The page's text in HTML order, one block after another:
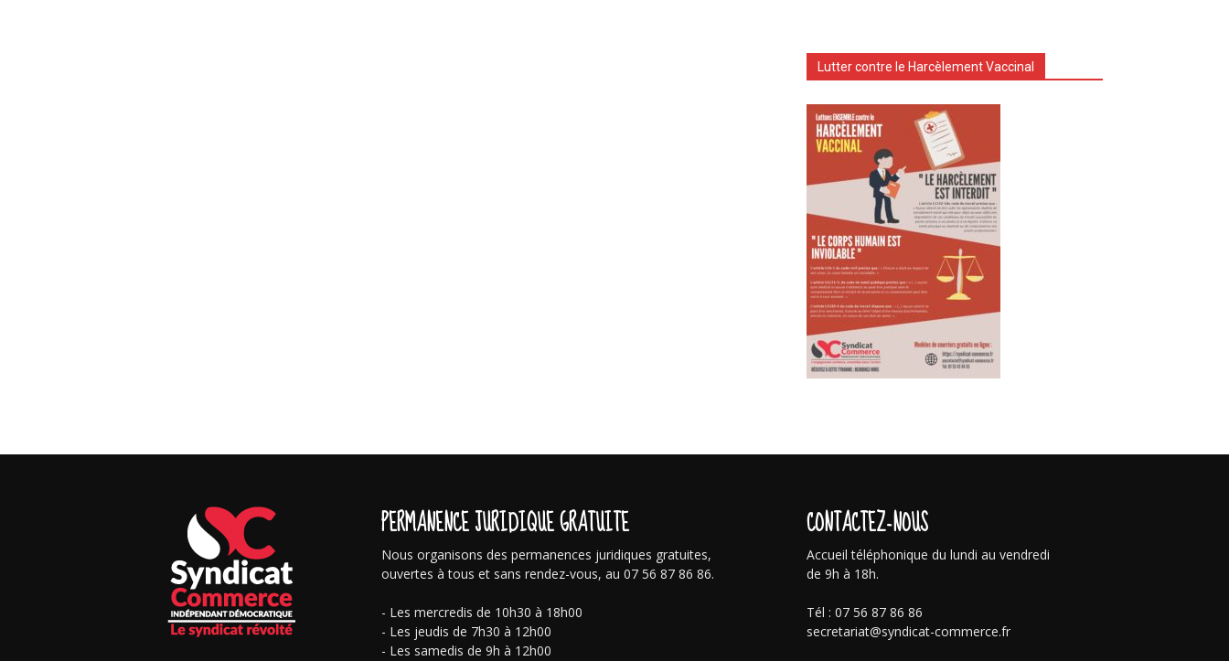
Lutter contre le Harcèlement Vaccinal
PERMANENCE JURIDIQUE GRATUITE
Nous organisons des permanences juridiques gratuites,
ouvertes à tous et sans rendez-vous, au 07 56 87 86 86.
- Les mercredis de 10h30 à 18h00
- Les jeudis de 7h30 à 12h00
- Les samedis de 9h à 12h00
CONTACTEZ-NOUS
Accueil téléphonique du lundi au vendredi
de 9h à 18h.
Tél : 07 56 87 86 86
secretariat@syndicat-commerce.fr